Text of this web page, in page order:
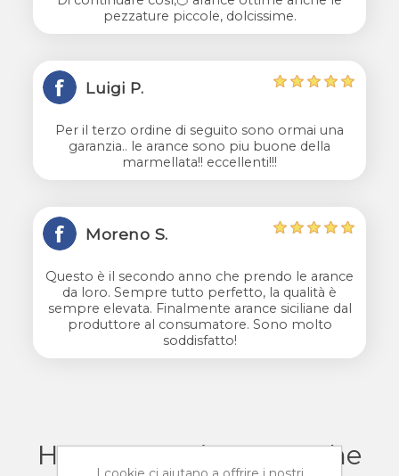
pezzature piccole, dolcissime.
Luigi P.
Per il terzo ordine di seguito sono ormai una
garanzia.. le arance sono piu buone della
marmellata!! eccellenti!!!
Moreno S.
Questo è il secondo anno che prendo le arance
da loro. Sempre tutto perfetto, la qualità è
sempre elevata. Finalmente arance siciliane dal
produttore al consumatore. Sono molto
soddisfatto!
Hanno acquistato anche